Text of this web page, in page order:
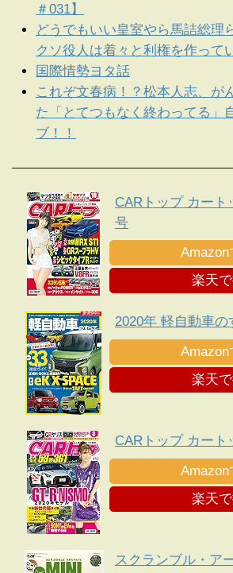
＃031】
どうでもいい皇室やら馬詰総理
クソ役人は着々と利権を作って
国際情勢ヨタ話
これぞ文春病！？松本人志、が
た「とてつもなく終わってる」
ブ！！
CARトップ カート
号
Amazon
楽天
2020年 軽自動車の
Amazon
楽天
CARトップ カート
Amazon
楽天
スクランブル・ア